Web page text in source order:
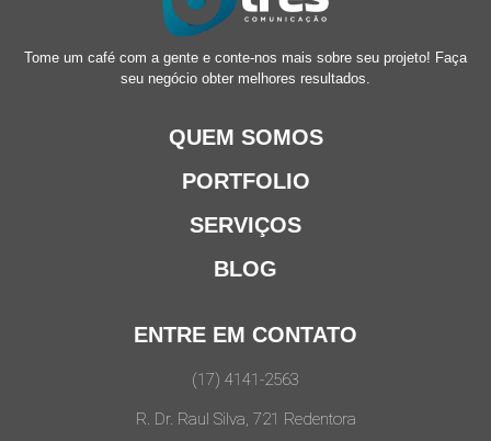
Tome um café com a gente e conte-nos mais sobre seu projeto! Faça
seu negócio obter melhores resultados.
QUEM SOMOS
PORTFOLIO
SERVIÇOS
BLOG
ENTRE EM CONTATO
(17) 4141-2563
R. Dr. Raul Silva, 721 Redentora